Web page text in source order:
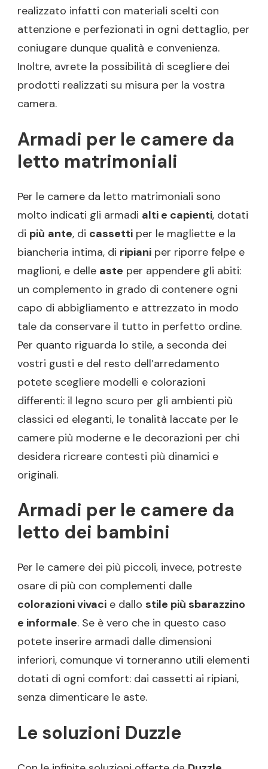
realizzato infatti con materiali scelti con
attenzione e perfezionati in ogni dettaglio, per
coniugare dunque qualità e convenienza.
Inoltre, avrete la possibilità di scegliere dei
prodotti realizzati su misura per la vostra
camera.
Armadi per le camere da
letto matrimoniali
Per le camere da letto matrimoniali sono
molto indicati gli armadi alti e capienti, dotati
di più ante, di cassetti per le magliette e la
biancheria intima, di ripiani per riporre felpe e
maglioni, e delle aste per appendere gli abiti:
un complemento in grado di contenere ogni
capo di abbigliamento e attrezzato in modo
tale da conservare il tutto in perfetto ordine.
Per quanto riguarda lo stile, a seconda dei
vostri gusti e del resto dell’arredamento
potete scegliere modelli e colorazioni
differenti: il legno scuro per gli ambienti più
classici ed eleganti, le tonalità laccate per le
camere più moderne e le decorazioni per chi
desidera ricreare contesti più dinamici e
originali.
Armadi per le camere da
letto dei bambini
Per le camere dei più piccoli, invece, potreste
osare di più con complementi dalle
colorazioni vivaci e dallo stile più sbarazzino
e informale. Se è vero che in questo caso
potete inserire armadi dalle dimensioni
inferiori, comunque vi torneranno utili elementi
dotati di ogni comfort: dai cassetti ai ripiani,
senza dimenticare le aste.
Le soluzioni Duzzle